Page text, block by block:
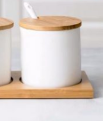
the
product